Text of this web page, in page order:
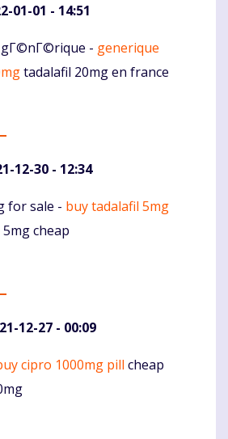
01-01 - 14:51
gГ©nГ©rique - generique
tadalafil 20mg en france
12-30 - 12:34
for sale - buy tadalafil 5mg
5mg cheap
12-27 - 00:09
cipro 1000mg pill cheap